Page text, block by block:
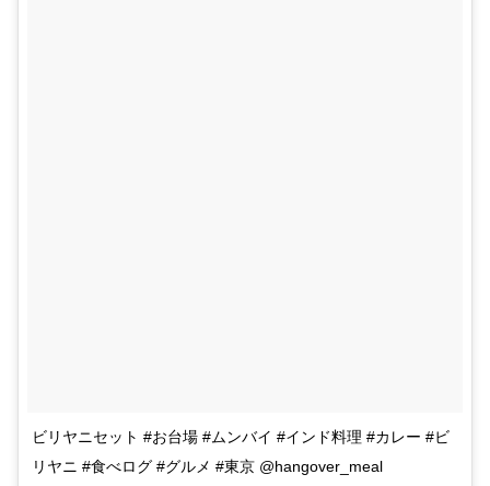
ビリヤニセット #お台場 #ムンバイ #インド料理 #カレー #ビ
リヤニ #食べログ #グルメ #東京 @hangover_meal